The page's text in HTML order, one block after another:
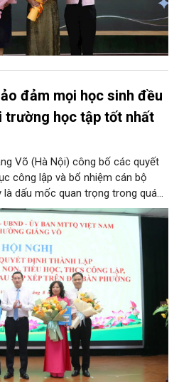
đảm mọi học sinh đều
học tập tốt nhất
Võ (Hà Nội) công bố các quyết
công lập và bổ nhiệm cán bộ
là dấu mốc quan trọng trong quá
thực hiện chủ trương tinh gọn,
lý theo các nghị quyết của
TP Hà Nội.